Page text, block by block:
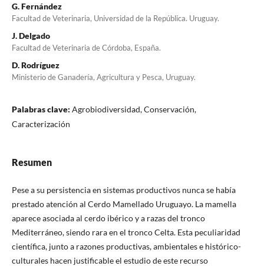
G. Fernández
Facultad de Veterinaria, Universidad de la República. Uruguay.
J. Delgado
Facultad de Veterinaria de Córdoba, España.
D. Rodríguez
Ministerio de Ganadería, Agricultura y Pesca, Uruguay.
Palabras clave: Agrobiodiversidad, Conservación,
Caracterización
Resumen
Pese a su persistencia en sistemas productivos nunca se había
prestado atención al Cerdo Mamellado Uruguayo. La mamella
aparece asociada al cerdo ibérico y a razas del tronco
Mediterráneo, siendo rara en el tronco Celta. Esta peculiaridad
científica, junto a razones productivas, ambientales e histórico-
culturales hacen justificable el estudio de este recurso